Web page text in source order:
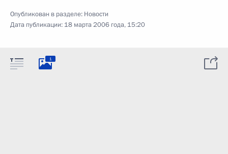
Опубликован в разделе: Новости
Дата публикации: 18 марта 2006 года, 15:20
1